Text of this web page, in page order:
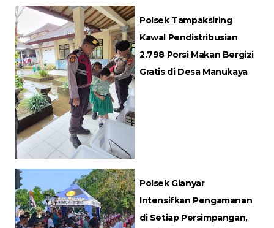
Polsek Tampaksiring
Kawal Pendistribusian
2.798 Porsi Makan Bergizi
Gratis di Desa Manukaya
Polsek Gianyar
Intensifkan Pengamanan
di Setiap Persimpangan,